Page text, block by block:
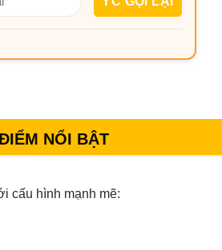
NỔI BẬT
cấu hình mạnh mẽ: